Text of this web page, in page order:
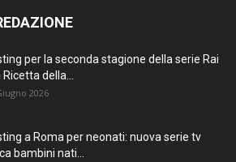
per la seconda stagione della serie Rai
Ricetta della...
2026
a Roma per neonati: nuova serie tv
bambini nati...